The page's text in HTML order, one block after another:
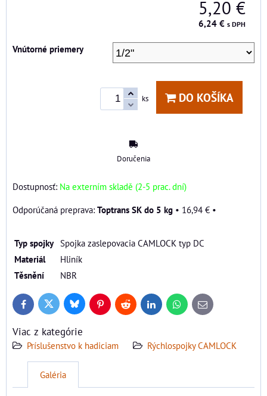
5,20 €
6,24 € s DPH
Vnútorné priemery
ks DO KOŠÍKA
Doručenia
Dostupnosť: Na externím skladě (2-5 prac. dní)
Toptrans SK do 5 kg • 16,94 € •
Typ spojky Spojka zaslepovacia CAMLOCK typ DC
Materiál
Hliník
Těsnění
NBR
FacebookTwitter BlueskyPinterestReddit LinkedInWhatsApp
E-
mail
Viac z kategórie
Príslušenstvo k hadiciam Rýchlospojky CAMLOCK
Galéria